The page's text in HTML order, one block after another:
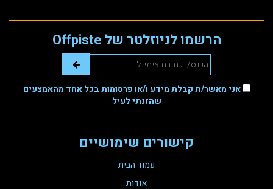
קישורים שימושיים
עמוד הבית
אודות
הרשמו לניוזלטר של Offpiste
אני מאשר/ת קבלת מידע ו/או פרסומות בכל אחד מהאמצעים
שהזנתי לעיל